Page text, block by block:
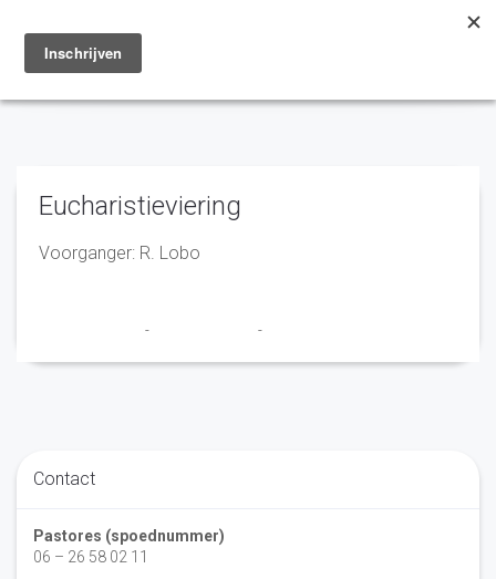
Toggle
navigation
Eucharistieviering
Voorganger: R. Lobo
- -
Contact
Pastores (spoednummer)
06 – 26 58 02 11